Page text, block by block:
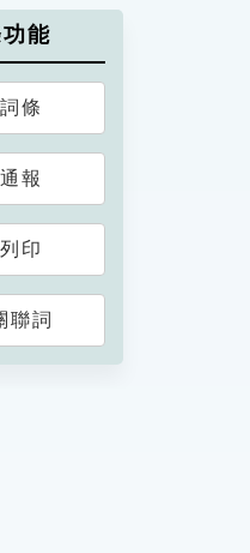
能
條
報
印
聯詞